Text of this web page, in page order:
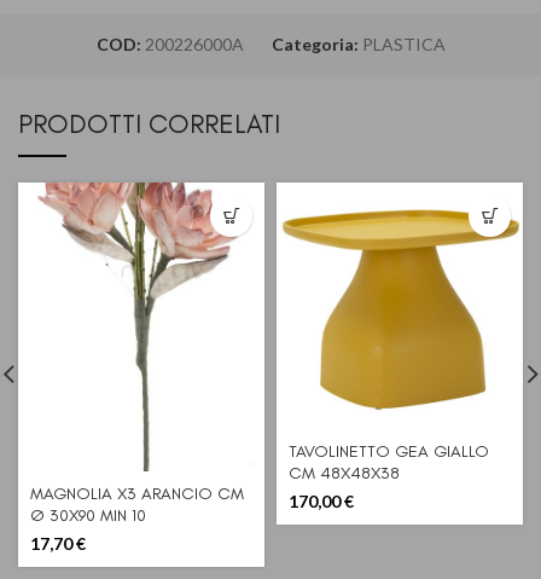
COD: 200226000A Categoria: PLASTICA
PRODOTTI CORRELATI
MAGNOLIA X3 ARANCIO CM
Ø 30X90 MIN 10
17,70€
TAVOLINETTO GEA GIALLO
CM 48X48X38
170,00€